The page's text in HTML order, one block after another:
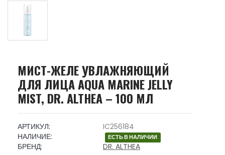
МИСТ-ЖЕЛЕ УВЛАЖНЯЮЩИЙ
ДЛЯ ЛИЦА AQUA MARINE JELLY
MIST, DR. ALTHEA – 100 МЛ
АРТИКУЛ:
IC256184
НАЛИЧИЕ:
ЕСТЬ В НАЛИЧИИ
БРЕНД: DR. ALTHEA